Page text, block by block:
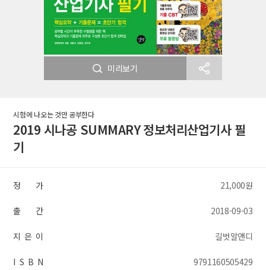
미리보기
시험에 나오는 것만 공부한다
2019 시나공 SUMMARY 정보처리산업기사 필
기
정 가 21,000원
출 간 2018-09-03
지 은 이 길벗알앤디
I S B N 9791160505429